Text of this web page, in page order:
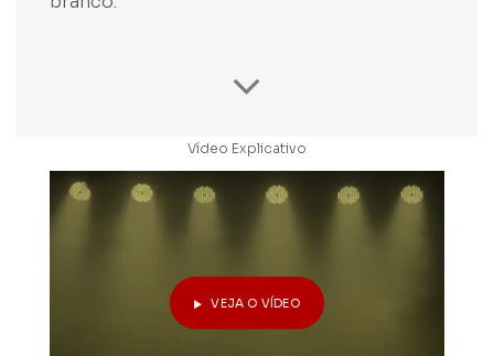
Vídeo Explicativo
VEJA O VÍDEO